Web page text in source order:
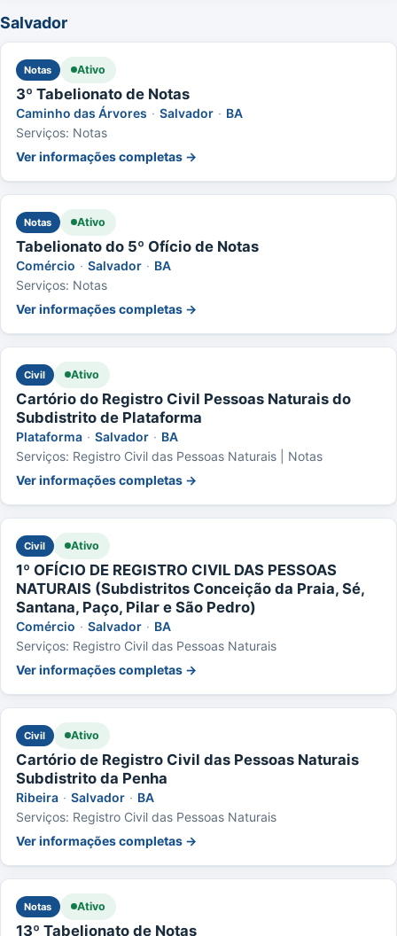
Salvador
Notas Ativo
3º Tabelionato de Notas
Caminho das Árvores · Salvador · BA
Serviços: Notas
Ver informações completas →
Notas Ativo
Tabelionato do 5º Ofício de Notas
Comércio · Salvador · BA
Serviços: Notas
Ver informações completas →
Civil Ativo
Cartório do Registro Civil Pessoas Naturais do
Subdistrito de Plataforma
Plataforma · Salvador · BA
Serviços: Registro Civil das Pessoas Naturais | Notas
Ver informações completas →
Civil Ativo
1º OFÍCIO DE REGISTRO CIVIL DAS PESSOAS
NATURAIS (Subdistritos Conceição da Praia, Sé,
Santana, Paço, Pilar e São Pedro)
Comércio · Salvador · BA
Serviços: Registro Civil das Pessoas Naturais
Ver informações completas →
Civil Ativo
Cartório de Registro Civil das Pessoas Naturais
Subdistrito da Penha
Ribeira · Salvador · BA
Serviços: Registro Civil das Pessoas Naturais
Ver informações completas →
Notas Ativo
13º Tabelionato de Notas